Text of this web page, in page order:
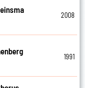
2008
1991